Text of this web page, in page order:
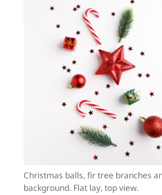
Christmas balls, fir tree branches
background. Flat lay, top view.